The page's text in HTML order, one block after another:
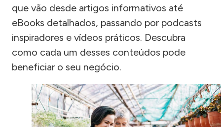
que vão desde artigos informativos até
eBooks detalhados, passando por podcasts
inspiradores e vídeos práticos. Descubra
como cada um desses conteúdos pode
beneficiar o seu negócio.